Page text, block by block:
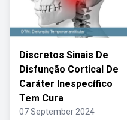
Discretos Sinais De
Disfunção Cortical De
Caráter Inespecífico
Tem Cura
07 September 2024